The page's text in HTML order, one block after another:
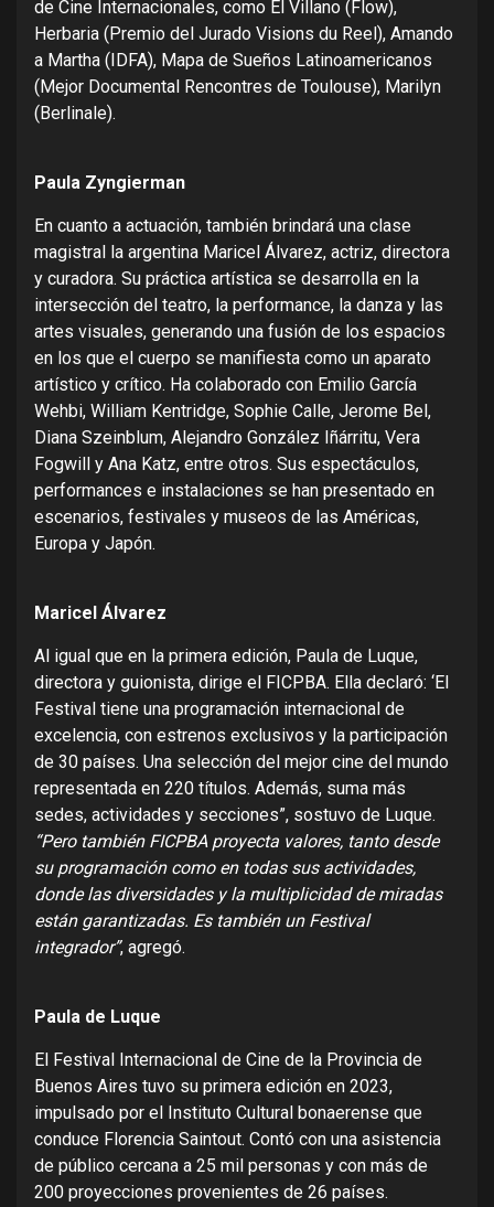
de Cine Internacionales, como El Villano (Flow),
Herbaria (Premio del Jurado Visions du Reel), Amando
a Martha (IDFA), Mapa de Sueños Latinoamericanos
(Mejor Documental Rencontres de Toulouse), Marilyn
(Berlinale).
Paula Zyngierman
En cuanto a actuación, también brindará una clase
magistral la argentina Maricel Álvarez, actriz, directora
y curadora. Su práctica artística se desarrolla en la
intersección del teatro, la performance, la danza y las
artes visuales, generando una fusión de los espacios
en los que el cuerpo se manifiesta como un aparato
artístico y crítico. Ha colaborado con Emilio García
Wehbi, William Kentridge, Sophie Calle, Jerome Bel,
Diana Szeinblum, Alejandro González Iñárritu, Vera
Fogwill y Ana Katz, entre otros. Sus espectáculos,
performances e instalaciones se han presentado en
escenarios, festivales y museos de las Américas,
Europa y Japón.
Maricel Álvarez
Al igual que en la primera edición, Paula de Luque,
directora y guionista, dirige el FICPBA. Ella declaró: ‘El
Festival tiene una programación internacional de
excelencia, con estrenos exclusivos y la participación
de 30 países. Una selección del mejor cine del mundo
representada en 220 títulos. Además, suma más
sedes, actividades y secciones”, sostuvo de Luque.
“Pero también FICPBA proyecta valores, tanto desde
su programación como en todas sus actividades,
donde las diversidades y la multiplicidad de miradas
están garantizadas. Es también un Festival
integrador”, agregó.
Paula de Luque
El Festival Internacional de Cine de la Provincia de
Buenos Aires tuvo su primera edición en 2023,
impulsado por el Instituto Cultural bonaerense que
conduce Florencia Saintout. Contó con una asistencia
de público cercana a 25 mil personas y con más de
200 proyecciones provenientes de 26 países.